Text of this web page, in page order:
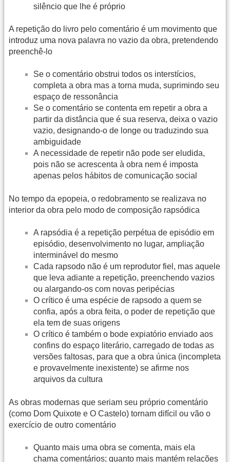
silêncio que lhe é próprio
A repetição do livro pelo comentário é um movimento que
introduz uma nova palavra no vazio da obra, pretendendo
preenchê-lo
Se o comentário obstrui todos os interstícios,
completa a obra mas a torna muda, suprimindo seu
espaço de ressonância
Se o comentário se contenta em repetir a obra a
partir da distância que é sua reserva, deixa o vazio
vazio, designando-o de longe ou traduzindo sua
ambiguidade
A necessidade de repetir não pode ser eludida,
pois não se acrescenta à obra nem é imposta
apenas pelos hábitos de comunicação social
No tempo da epopeia, o redobramento se realizava no
interior da obra pelo modo de composição rapsódica
A rapsódia é a repetição perpétua de episódio em
episódio, desenvolvimento no lugar, ampliação
interminável do mesmo
Cada rapsodo não é um reprodutor fiel, mas aquele
que leva adiante a repetição, preenchendo vazios
ou alargando-os com novas peripécias
O crítico é uma espécie de rapsodo a quem se
confia, após a obra feita, o poder de repetição que
ela tem de suas origens
O crítico é também o bode expiatório enviado aos
confins do espaço literário, carregado de todas as
versões faltosas, para que a obra única (incompleta
e provavelmente inexistente) se afirme nos
arquivos da cultura
As obras modernas que seriam seu próprio comentário
(como Dom Quixote e O Castelo) tornam difícil ou vão o
exercício de outro comentário
Quanto mais uma obra se comenta, mais ela
chama comentários; quanto mais mantém relações